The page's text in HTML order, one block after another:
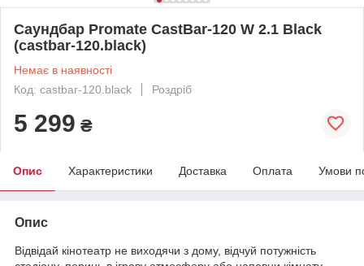
Саундбар Promate CastBar-120 W 2.1 Black
(castbar-120.black)
Немає в наявності
Код: castbar-120.black
Роздріб
5 299 ₴
Опис Характеристики Доставка Оплата Умови
Опис
Відвідай кінотеатр не виходячи з дому, відчуй потужність